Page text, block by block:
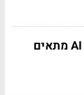
השוואה מעשית: איזה צ'אט AI מתאים